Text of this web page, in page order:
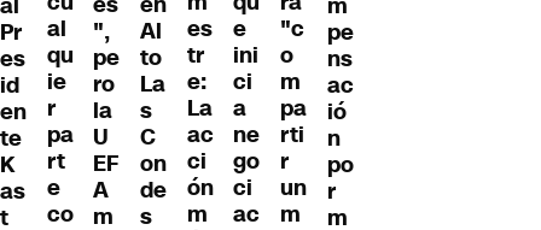
Pr
es
id
en
te
K
as
t
al
qu
ie
r
pa
rt
e
co
",
pe
ro
la
U
EF
A
m
Al
to
La
s
C
on
de
s
es
tr
e:
La
ac
ci
ón
m
e
ini
ci
a
ne
go
ci
ac
"c
o
m
pa
rti
r
un
m
m
pe
ns
ac
ió
n
po
r
m